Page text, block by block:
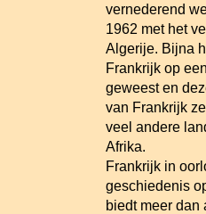
vernederend
1962 met het
Algerije. Bijna
Frankrijk op
geweest en
van Frankrijk
veel andere
Afrika.
Frankrijk in
geschiedenis
biedt meer dan